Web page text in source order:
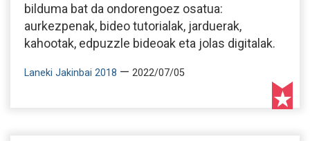
bilduma bat da ondorengoez osatua:
aurkezpenak, bideo tutorialak, jarduerak,
kahootak, edpuzzle bideoak eta jolas digitalak.
Laneki Jakinbai 2018 — 2022/07/05